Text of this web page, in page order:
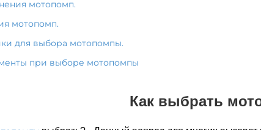
мотопомп.
мотопомп.
для выбора мотопомпы.
при выборе мотопомпы
Как выбрать